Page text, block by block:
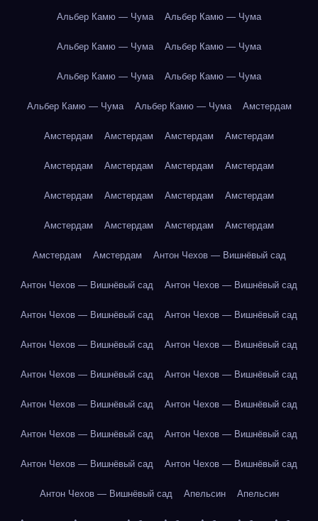
Альбер Камю — Чума Альбер Камю — Чума
Альбер Камю — Чума Альбер Камю — Чума
Альбер Камю — Чума Альбер Камю — Чума
Альбер Камю — Чума Альбер Камю — Чума Амстердам
Амстердам Амстердам Амстердам Амстердам
Амстердам Амстердам Амстердам Амстердам
Амстердам Амстердам Амстердам Амстердам
Амстердам Амстердам Амстердам Амстердам
Амстердам Амстердам Антон Чехов — Вишнёвый сад
Антон Чехов — Вишнёвый сад Антон Чехов — Вишнёвый сад
Антон Чехов — Вишнёвый сад Антон Чехов — Вишнёвый сад
Антон Чехов — Вишнёвый сад Антон Чехов — Вишнёвый сад
Антон Чехов — Вишнёвый сад Антон Чехов — Вишнёвый сад
Антон Чехов — Вишнёвый сад Антон Чехов — Вишнёвый сад
Антон Чехов — Вишнёвый сад Антон Чехов — Вишнёвый сад
Антон Чехов — Вишнёвый сад Антон Чехов — Вишнёвый сад
Антон Чехов — Вишнёвый сад Апельсин Апельсин